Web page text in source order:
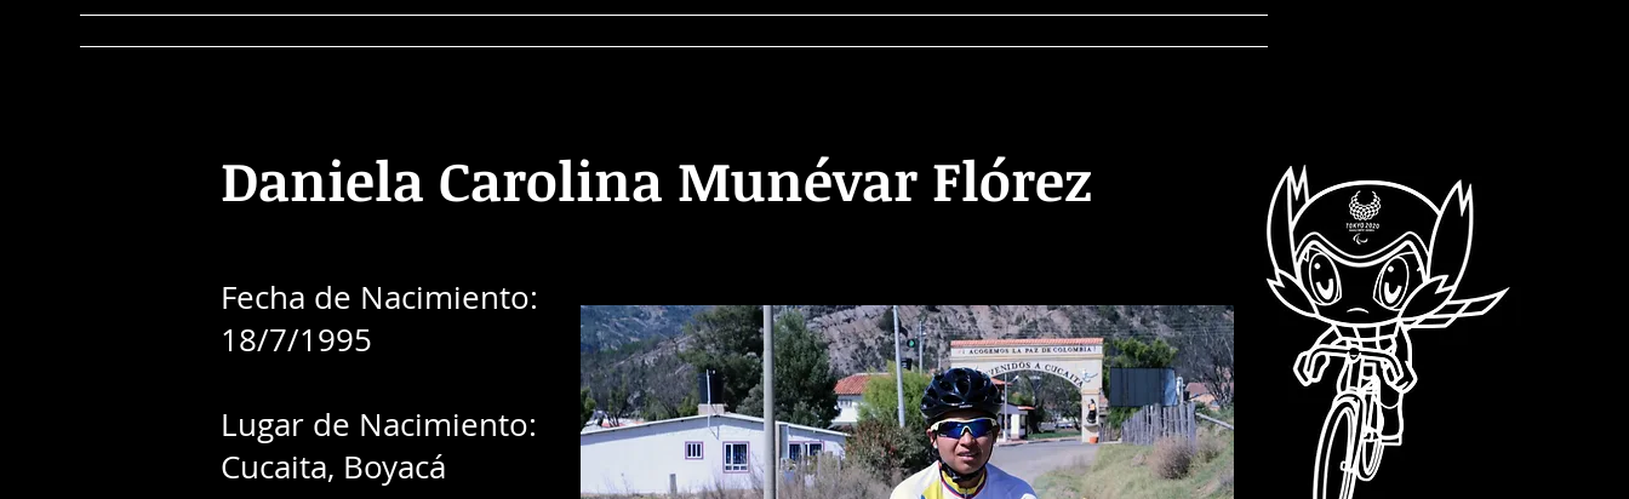
Daniela Carolina Munévar Flórez
Fecha de Nacimiento:
18/7/1995
Lugar de Nacimiento:
Cucaita, Boyacá